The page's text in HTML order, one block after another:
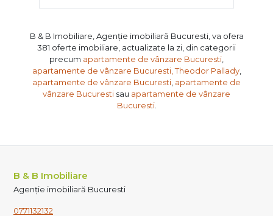
B & B Imobiliare, Agenție imobiliară Bucuresti, va ofera
381 oferte imobiliare, actualizate la zi, din categorii
precum apartamente de vânzare Bucuresti
apartamente de vânzare Bucuresti, Theodor Pallady,
apartamente de vânzare Bucuresti apartamente de
vânzare Bucuresti sau apartamente de vânzare
Bucuresti.
B & B Imobiliare
Agenție imobiliară Bucuresti
0771132132